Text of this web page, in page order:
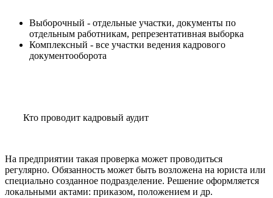
Выборочный - отдельные участки, документы по
отдельным работникам, репрезентативная выборка
Комплексный - все участки ведения кадрового
документооборота
Кто проводит кадровый аудит
На предприятии такая проверка может проводиться
регулярно. Обязанность может быть возложена на юриста или
специально созданное подразделение. Решение оформляется
локальными актами: приказом, положением и др.